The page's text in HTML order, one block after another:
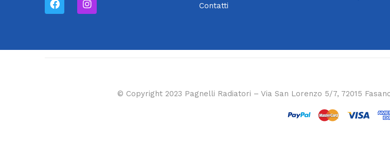
Contatti
© Copyright 2023 Pagnelli Radiatori – Via San Lorenzo 5/7, 72015